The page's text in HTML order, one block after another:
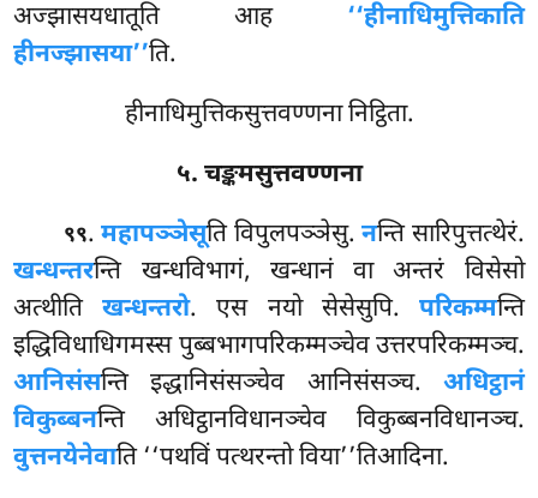
अज्झासयधातूति आह ‘‘हीनाधिमुत्तिकाति
हीनज्झासया’’ति.
हीनाधिमुत्तिकसुत्तवण्णना निट्ठिता.
५. चङ्कमसुत्तवण्णना
९९.महापञ्ञेसूतिविपुलपञ्ञेसु.नन्ति सारिपुत्तत्थेरं.
खन्धन्तरन्ति खन्धविभागं, खन्धानं वा अन्तरं विसेसो
अत्थीतिखन्धन्तरो. एस नयो सेसेसुपि. परिकम्मन्ति
इद्धिविधाधिगमस्स पुब्बभागपरिकम्मञ्चेव उत्तरपरिकम्मञ्च.
आनिसंसन्ति इद्धानिसंसञ्चेव आनिसंसञ्च. अधिट्ठानं
विकुब्बनन्ति अधिट्ठानविधानञ्चेव विकुब्बनविधानञ्च.
वुत्तनयेनेवाति ‘‘पथविं पत्थरन्तो विया’’तिआदिना.